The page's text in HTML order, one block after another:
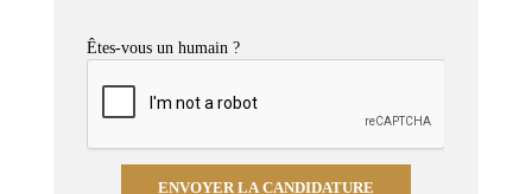
Êtes-vous un humain ?